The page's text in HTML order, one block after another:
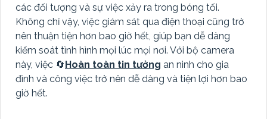
các đối tượng và sự việc xảy ra trong bóng tối.
Không chỉ vậy, việc giám sát qua điện thoại cũng trở
nên thuận tiện hơn bao giờ hết, giúp bạn dễ dàng
kiểm soát tình hình mọi lúc mọi nơi. Với bộ camera
này, việc 🔄Hoàn toàn tin tưởng an ninh cho gia
đình và công việc trở nên dễ dàng và tiện lợi hơn bao
giờ hết.